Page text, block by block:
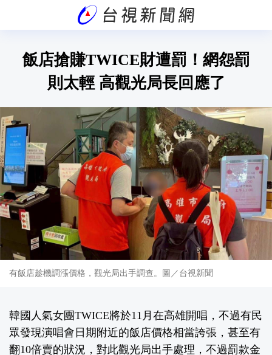
飯店搶賺TWICE財遭罰！網怨罰
則太輕 高觀光局長回應了
有飯店趁機調漲價格，觀光局出手調查。圖／台視新聞
韓國人氣女團TWICE將於11月在高雄開唱，不過有民
眾發現演唱會日期附近的飯店價格相當誇張，甚至有
翻10倍賣的狀況，對此觀光局出手處理，不過罰款金